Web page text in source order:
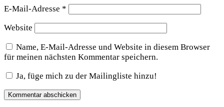
E-Mail-Adresse *
Website
Name, E-Mail-Adresse und Website in diesem Browser
für meinen nächsten Kommentar speichern.
Ja, füge mich zu der Mailingliste hinzu!